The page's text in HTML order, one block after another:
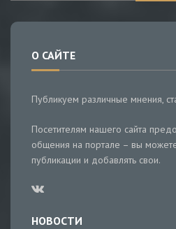
О САЙТЕ
Публикуем различные мнения,
Посетителям нашего сайта
общения на портале – вы
публикации и добавлять свои.
НОВОСТИ